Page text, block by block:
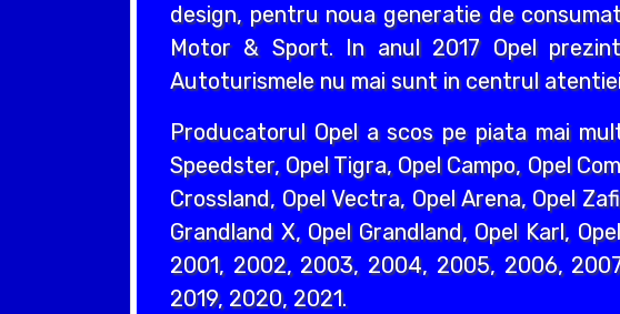
design, pentru noua generatie de
Motor & Sport. In anul 2017 Opel
Autoturismele nu mai sunt in centrul
Producatorul Opel a scos pe piata mai
Speedster, Opel Tigra, Opel Campo, Opel
Crossland, Opel Vectra, Opel Arena, Opel
Grandland X, Opel Grandland, Opel Karl,
2001, 2002, 2003, 2004, 2005, 2006,
2019, 2020, 2021.